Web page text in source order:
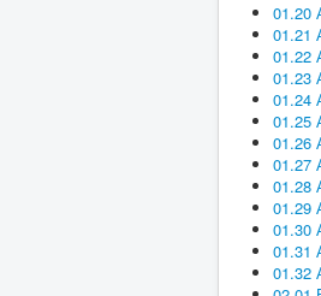
01.20
01.21
01.23
01.24
01.25
01.30
01.31
01.32